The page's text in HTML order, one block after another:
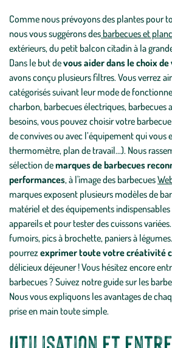
Comme nous prévoyons des plantes pour
nous vous suggérons des barbecues et
extérieurs, du petit balcon citadin à la
Dans le but devous aider dans le choix
avons conçu plusieurs filtres. Vous verrez
catégorisés suivant leur mode de
charbon, barbecues électriques, barbecues
besoins, vous pouvez choisir votre
de convives ou avec l’équipement qui vous
thermomètre, plan de travail…). Nous
sélection demarques de barbecues
performances, à l'image des barbecues
marques exposent plusieurs modèles de
matériel et des équipements
appareils et pour tester des cuissons
fumoirs, pics à brochette, paniers à
pourrezexprimer toute votre créativité
délicieux déjeuner ! Vous hésitez encore
barbecues ? Suivez notreguide sur les
Nous vous expliquons les avantages de
prise en main toute simple.